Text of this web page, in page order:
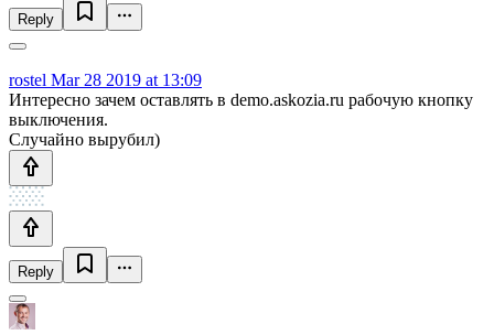
Reply
rostel Mar 28 2019 at 13:09
Интересно зачем оставлять в demo.askozia.ru рабочую кнопку
выключения.
Случайно вырубил)
Reply